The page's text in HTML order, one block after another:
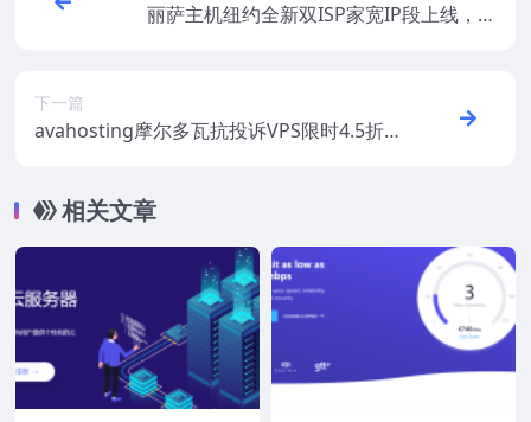
丽萨主机纽约全新双ISP家宽IP段上线，另
下一篇
avahosting摩尔多瓦抗投诉VPS限时4.5折
相关文章